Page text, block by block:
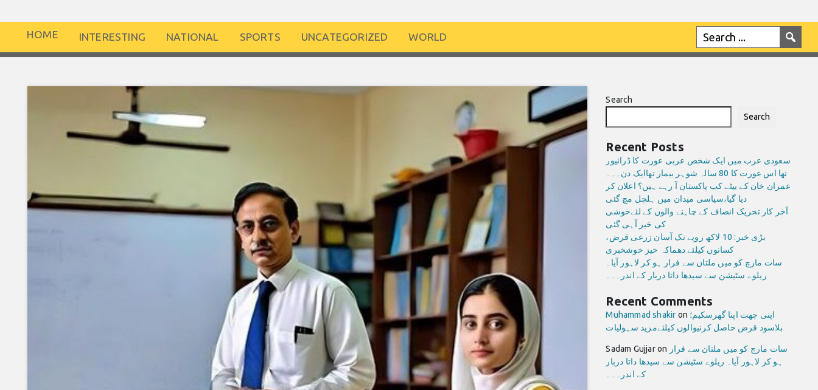
HOME INTERESTING NATIONAL SPORTS UNCATEGORIZED WORLD
Search
Search
Recent Posts
سعودی عرب میں ایک شخص عربی عورت کا ڈرائیور
تھا اس عورت کا 80 سالہ شوہر بیمار تھاایک دن۔۔۔
عمران خان کے بیٹے کب پاکستان آ رہے ہیں؟ اعلان کر
دیا گیا،سیاسی میدان میں ہلچل مچ گئی
آخر کار تحریک انصاف کے چاہنے والوں کے لئےخوشی
کی خبر آہی گئی
بڑی خبر: 10 لاکھ روپے تک آسان زرعی قرض،
کسانوں کیلئے دھماکہ خیز خوشخبری
سات مارچ کو میں ملتان سے فرار ہو کر لاہور آیا۔
ریلوے سٹیشن سے سیدھا داتا دربار کے اندر۔۔۔
Recent Comments
Muhammad shakir on اپنی چھت اپنا گھرسکیم؛
بلاسود قرض حاصل کرنیوالوں کیلئےمزید سہولیات
Sadam Gujjaron سات مارچ کو میں ملتان سے فرار
ہو کر لاہور آیا۔ ریلوے سٹیشن سے سیدھا داتا دربار
کے اندر۔۔۔